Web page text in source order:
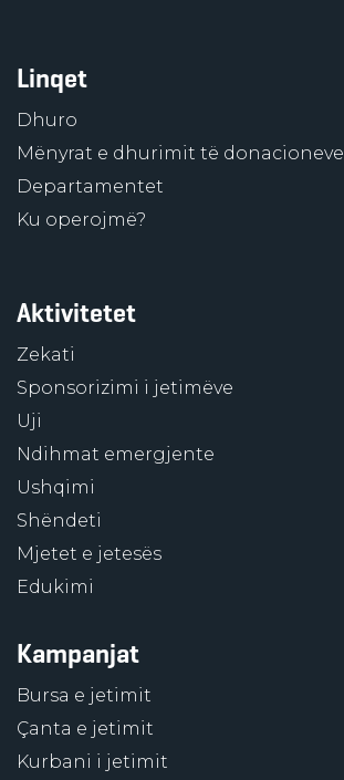
Linqet
Dhuro
Mënyrat e dhurimit të donacioneve
Departamentet
Ku operojmë?
Aktivitetet
Zekati
Sponsorizimi i jetimëve
Uji
Ndihmat emergjente
Ushqimi
Shëndeti
Mjetet e jetesës
Edukimi
Kampanjat
Bursa e jetimit
Çanta e jetimit
Kurbani i jetimit